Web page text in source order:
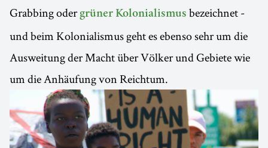
Grabbing odergrüner Kolonialismus bezeichnet -
und beim Kolonialismus geht es ebenso sehr um die
Ausweitung der Macht über Völker und Gebiete wie
um die Anhäufung von Reichtum.